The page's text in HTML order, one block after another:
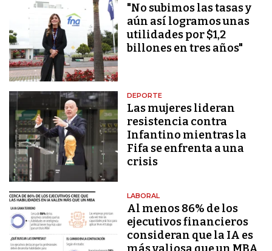
"No subimos las tasas y
aún así logramos unas
utilidades por $1,2
billones en tres años"
DEPORTE
Las mujeres lideran
resistencia contra
Infantino mientras la
Fifa se enfrenta a una
crisis
LABORAL
Al menos 86% de los
ejecutivos financieros
consideran que la IA es